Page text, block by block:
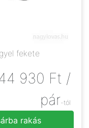
fekete
930 Ft /
pár-tól
rakás